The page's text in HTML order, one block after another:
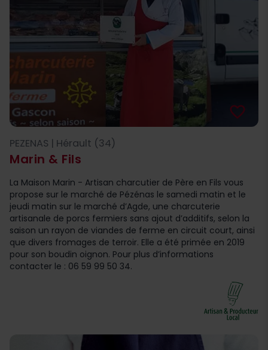
Marin & Fils
favorite_border
PEZENAS | Hérault (34)
La Maison Marin - Artisan charcutier de Père en Fils vous
propose sur le marché de Pézénas le samedi matin et le
jeudi matin sur le marché d’Agde, une charcuterie
artisanale de porcs fermiers sans ajout d’additifs, selon la
saison un rayon de viandes de ferme en circuit court, ainsi
que divers fromages de terroir. Elle a été primée en 2019
pour son boudin oignon. Pour plus d’informations
contacter le : 06 59 99 50 34.